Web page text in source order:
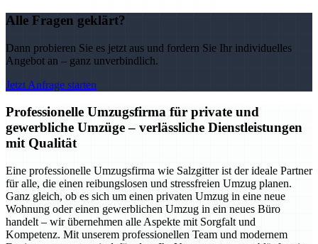
Alle Fragen geklärt?
Dann probieren Sie es jetzt aus und fordern Sie Ihr individuelles
Angebot an – ganz unverbindlich.
Jetzt Anfrage starten
Professionelle Umzugsfirma für private und
gewerbliche Umzüge – verlässliche Dienstleistungen
mit Qualität
Eine professionelle Umzugsfirma wie Salzgitter ist der ideale Partner
für alle, die einen reibungslosen und stressfreien Umzug planen.
Ganz gleich, ob es sich um einen privaten Umzug in eine neue
Wohnung oder einen gewerblichen Umzug in ein neues Büro
handelt – wir übernehmen alle Aspekte mit Sorgfalt und
Kompetenz. Mit unserem professionellen Team und modernem